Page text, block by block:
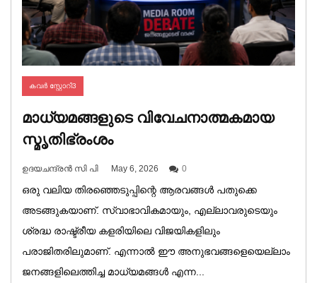
കവർ സ്റ്റോറി3
മാധ്യമങ്ങളുടെ വിവേചനാത്മകമായ
സ്മൃതിഭ്രംശം
ഉദയചന്ദ്രൻ സി പി May 6, 2026 0
ഒരു വലിയ തിരഞ്ഞെടുപ്പിന്റെ ആരവങ്ങൾ പതുക്കെ
അടങ്ങുകയാണ്. സ്വാഭാവികമായും, എല്ലാവരുടെയും
ശ്രദ്ധ രാഷ്ട്രീയ കളരിയിലെ വിജയികളിലും
പരാജിതരിലുമാണ്. എന്നാൽ ഈ അനുഭവങ്ങളെയെല്ലാം
ജനങ്ങളിലെത്തിച്ച മാധ്യമങ്ങൾ എന്ന...